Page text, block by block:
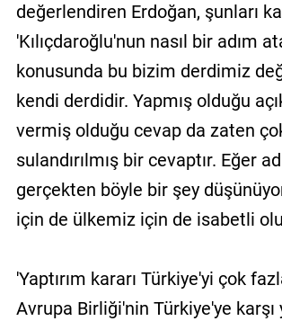
değerlendiren Erdoğan, şunları
'Kılıçdaroğlu'nun nasıl bir adım
konusunda bu bizim derdimiz
kendi derdidir. Yapmış olduğu
vermiş olduğu cevap da zaten
sulandırılmış bir cevaptır. Eğer
gerçekten böyle bir şey
için de ülkemiz için de isabetli
'Yaptırım kararı Türkiye'yi çok
Avrupa Birliği'nin Türkiye'ye karşı